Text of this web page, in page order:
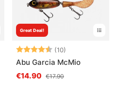
Great Deal!
Arvio: (10)
Abu Garcia McMio
€14.90 €17.90